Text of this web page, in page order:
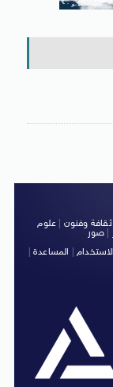
ثقافة وفنون
علوم
صور
| المساعدة|